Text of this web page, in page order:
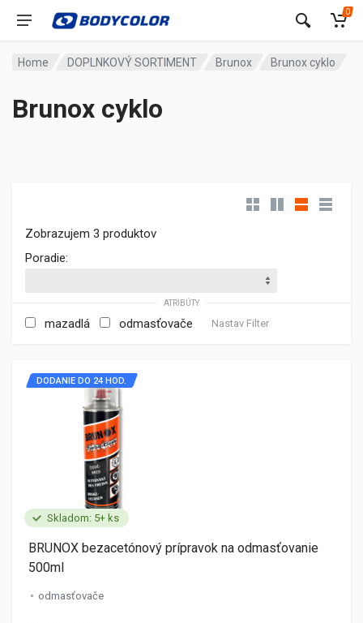
0
Home DOPLNKOVÝ SORTIMENT Brunox Brunox cyklo
Brunox cyklo
Zobrazujem 3 produktov
Poradie:
ATRIBÚTY
mazadlá odmasťovače Nastav Filter
Skladom: 5+ ks
DODANIE DO 24 HOD.
BRUNOX bezacetónový prípravok na odmasťovanie
500ml
odmasťovače